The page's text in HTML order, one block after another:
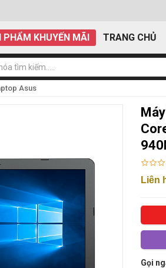
PHẨM KHUYẾN MÃI TRANG CHỦ
Asus
Liên
Gọi